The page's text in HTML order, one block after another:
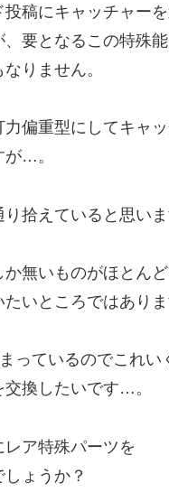
稿にキャッチャー
、要となるこの特殊
りません。
偏重型にしてキャ
が…。
拾えていると思いま
か無いものがほとん
いところではありま
っているのでこれい
換したいです…。
レア特殊パーツを
ょうか？